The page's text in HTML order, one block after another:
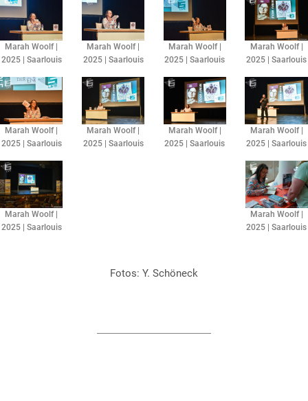
Marah Woolf |
2025 | Saarlouis
Marah Woolf |
2025 | Saarlouis
Marah Woolf |
2025 | Saarlouis
Marah Woolf |
2025 | Saarlouis
Marah Woolf |
2025 | Saarlouis
Marah Woolf |
2025 | Saarlouis
Marah Woolf |
2025 | Saarlouis
Marah Woolf |
2025 | Saarlouis
Marah Woolf |
2025 | Saarlouis
Marah Woolf |
2025 | Saarlouis
Fotos: Y. Schöneck​